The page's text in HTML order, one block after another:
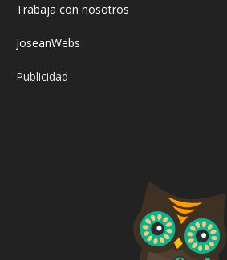
Trabaja con nosotros
JoseanWebs
Publicidad